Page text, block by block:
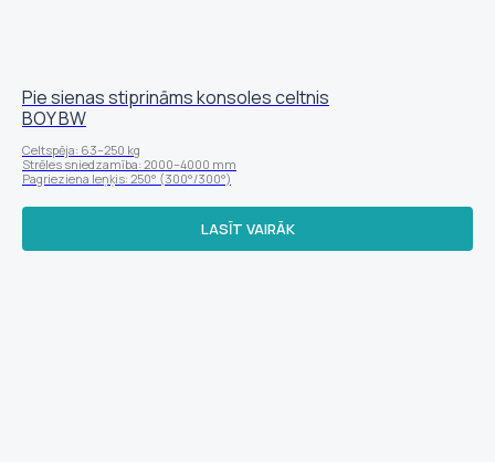
Pie sienas stiprināms konsoles celtnis
BOY BW
Celtspēja: 63–250 kg
Strēles sniedzamība: 2000–4000 mm
Pagrieziena leņķis: 250° (300°/300°)
LASĪT VAIRĀK